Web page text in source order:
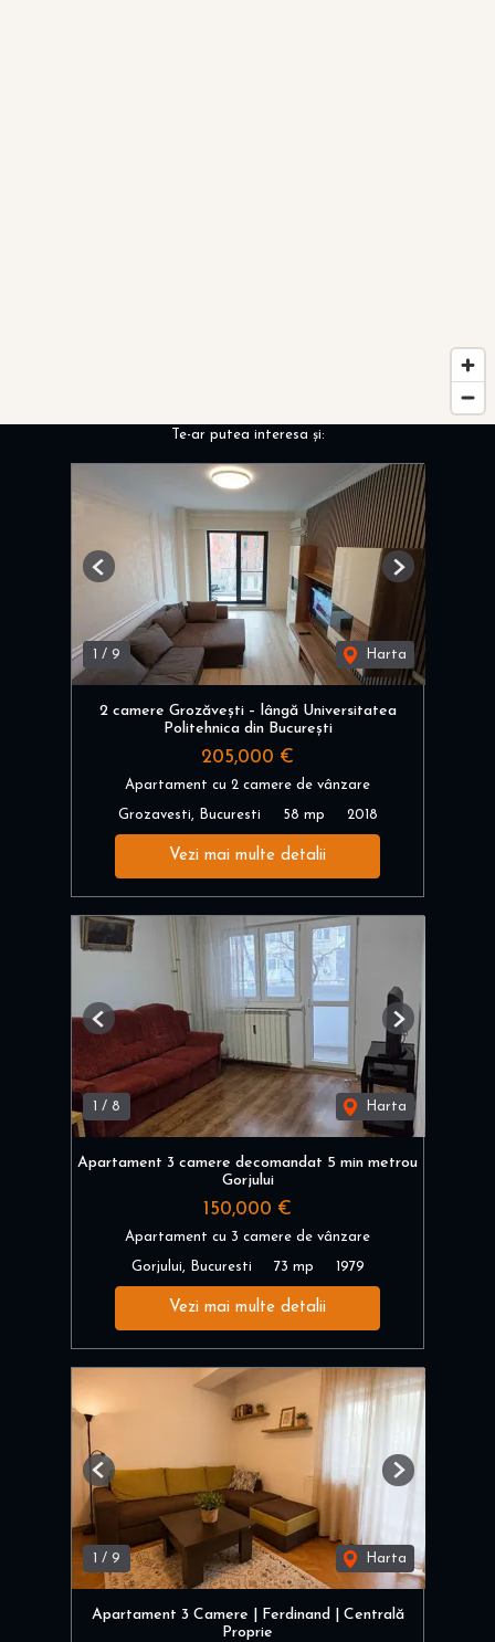
Te-ar putea interesa și:
/ 9 Harta
Previous Next
2 camere Grozăvești – lângă Universitatea
Politehnica din București
205,000 €
Apartament cu 2 camere de vânzare
Grozavesti, Bucuresti 58 mp 2018
Vezi mai multe detalii
1 / 8 Harta
Previous Next
Apartament 3 camere decomandat 5 min metrou
Gorjului
150,000 €
Apartament cu 3 camere de vânzare
Gorjului, Bucuresti 73 mp 1979
Vezi mai multe detalii
1 / 9 Harta
Previous Next
Apartament 3 Camere | Ferdinand | Centrală
Proprie